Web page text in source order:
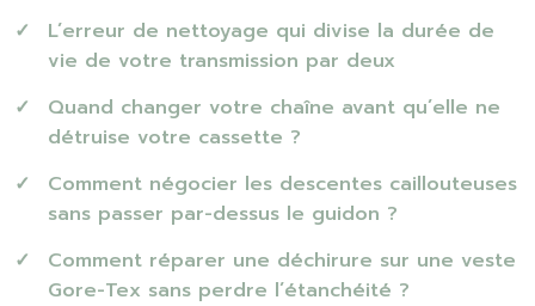
L’erreur de nettoyage qui divise la durée de
vie de votre transmission par deux
Quand changer votre chaîne avant qu’elle ne
détruise votre cassette ?
Comment négocier les descentes caillouteuses
sans passer par-dessus le guidon ?
Comment réparer une déchirure sur une veste
Gore-Tex sans perdre l’étanchéité ?